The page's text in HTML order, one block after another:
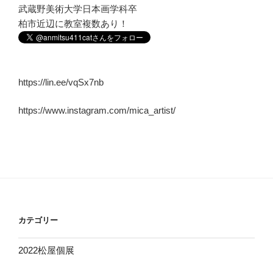
武蔵野美術大学日本画学科卒
柏市近辺に教室複数あり！
https://lin.ee/vqSx7nb
https://www.instagram.com/mica_artist/
カテゴリー
2022松屋個展